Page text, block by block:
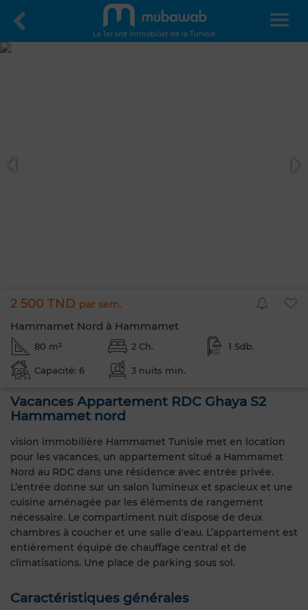
Le 1er site immobilier de la Tunisie
2 500 TND par sem.
Hammamet Nord à Hammamet
80 m² 2 Ch. 1 Sdb.
Capacité: 6 3 nuits min.
Vacances Appartement RDC Ghaya S2
Hammamet nord
vision immobilière Hammamet Tunisie met en location
pour les vacances, un appartement situé a Hammamet
Nord au RDC dans une résidence avec entrée privée.
L’entrée donne sur un salon lumineux et spacieux et une
cuisine aménagée par les éléments de rangement
nécessaire. Le compartiment nuit dispose de deux
chambres à coucher et une salle d'eau. L’appartement est
entièrement équipé de chauffage central et de
climatisations. Une place de parking sous sol.
Caractéristiques générales